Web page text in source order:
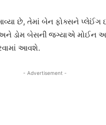
છે, તેમાં બેન ફોક્સને
ડોમ બેસની જગ્યાએ મોઈન
આવશે.
- Advertisement -